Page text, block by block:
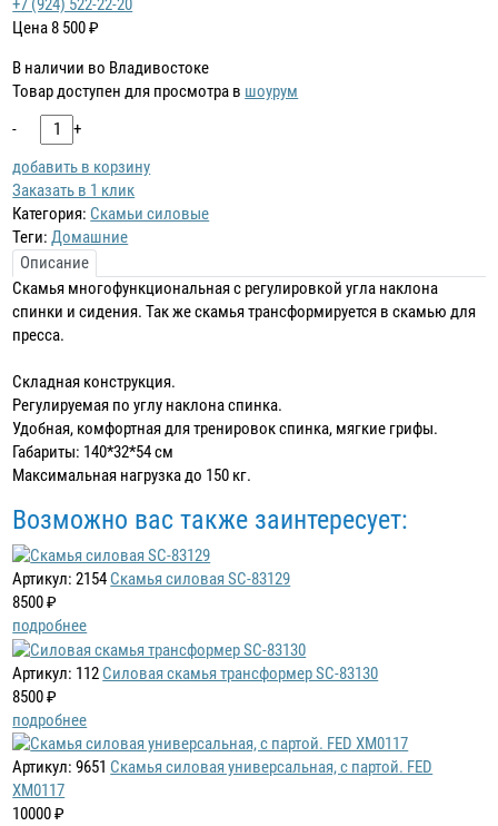
+7 (924) 522-22-20
Цена 8 500₽
В наличии во Владивостоке
Товар доступен для просмотра в шоурум
-
+
добавить в корзину
Заказать в 1 клик
Категория: Скамьи силовые
Теги:Домашние
Описание
Скамья многофункциональная с регулировкой угла наклона
спинки и сидения. Так же скамья трансформируется в скамью для
пресса.
Складная конструкция.
Регулируемая по углу наклона спинка.
Удобная, комфортная для тренировок спинка, мягкие грифы.
Габариты: 140*32*54 см
Максимальная нагрузка до 150 кг.
Возможно вас также заинтересует:
Артикул: 2154 Скамья силовая SC-83129
8500 ₽
подробнее
Артикул: 112 Силовая скамья трансформер SC-83130
8500 ₽
подробнее
Артикул: 9651 Скамья силовая универсальная, с партой. FED
XM0117
10000 ₽